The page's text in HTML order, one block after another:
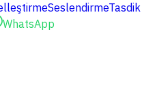
SeslendirmeTasdik
WhatsApp